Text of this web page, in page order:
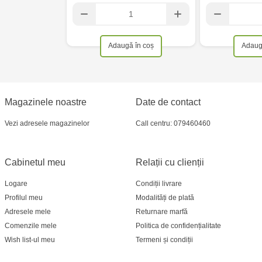
Multistore Telecentru - str. N. Testemițanu
Crafti Bălți- EviMall, et2
Adaugă în coș
Magazinele noastre
Vezi adresele magazinelor
Relații cu clienții
Condiții livrare
Modalități de plată
Returnare marfă
Politica de confidențialitate
Termeni și condiții
Cabinetul meu
Logare
Profilul meu
Adresele mele
Comenzile mele
Wish list-ul meu
Date de contact
Call centru: 079460460